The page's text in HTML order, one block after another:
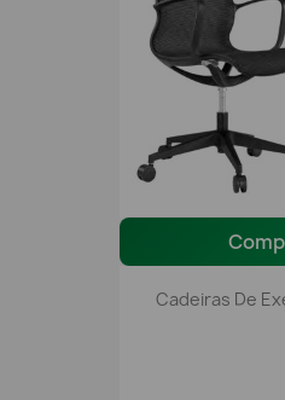
Cadeiras De